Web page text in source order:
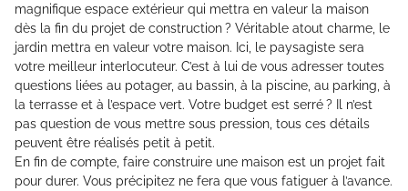
magnifique espace extérieur qui mettra en valeur la maison
dès la fin du projet de construction ? Véritable atout charme, le
jardin mettra en valeur votre maison. Ici, le paysagiste sera
votre meilleur interlocuteur. C’est à lui de vous adresser toutes
questions liées au potager, au bassin, à la piscine, au parking, à
la terrasse et à l’espace vert. Votre budget est serré ? Il n’est
pas question de vous mettre sous pression, tous ces détails
peuvent être réalisés petit à petit.
En fin de compte, faire construire une maison est un projet fait
pour durer. Vous précipitez ne fera que vous fatiguer à l’avance.